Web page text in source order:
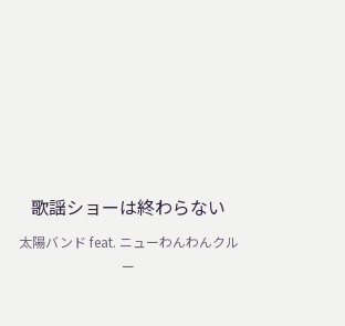
歌謡ショーは終わらない
太陽バンド feat. ニューわんわんクル
ー